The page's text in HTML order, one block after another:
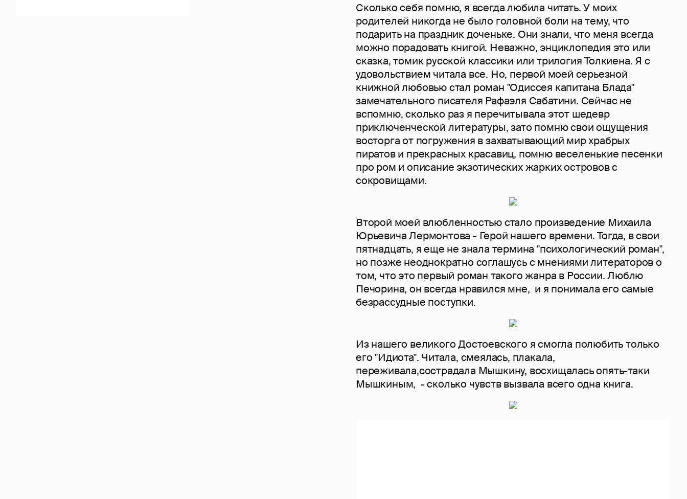
Сколько себя помню, я всегда любила читать. У моих
родителей никогда не было головной боли на тему, что
подарить на праздник доченьке. Они знали, что меня всегда
можно порадовать книгой. Неважно, энциклопедия это или
сказка, томик русской классики или трилогия Толкиена. Я с
удовольствием читала все. Но, первой моей серьезной
книжной любовью стал роман "Одиссея капитана Блада"
замечательного писателя Рафаэля Сабатини. Сейчас не
вспомню, сколько раз я перечитывала этот шедевр
приключенческой литературы, зато помню свои ощущения
восторга от погружения в захватывающий мир храбрых
пиратов и прекрасных красавиц, помню веселенькие песенки
про ром и описание экзотических жарких островов с
сокровищами.
Второй моей влюбленностью стало произведение Михаила
Юрьевича Лермонтова - Герой нашего времени. Тогда, в свои
пятнадцать, я еще не знала термина "психологический роман",
но позже неоднократно соглашусь с мнениями литераторов о
том, что это первый роман такого жанра в России. Люблю
Печорина, он всегда нравился мне, и я понимала его самые
безрассудные поступки.
Из нашего великого Достоевского я смогла полюбить только
его "Идиота". Читала, смеялась, плакала,
переживала,сострадала Мышкину, восхищалась опять-таки
Мышкиным, - сколько чувств вызвала всего одна книга.